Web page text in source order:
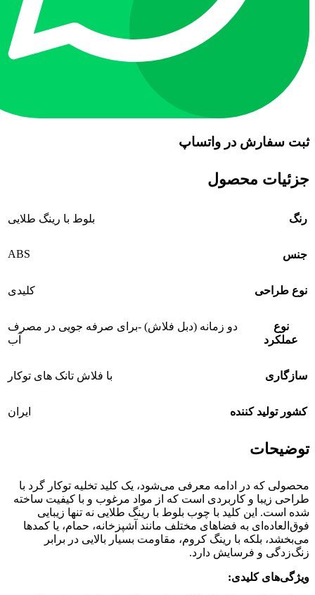
ثبت سفارش در واتساپ
جزئیات محصول
رنگ بلوط با رینگ طلایی
جنس ABS
نوع طراحی کلیدی
نوع
عملکرد
دو زمانه (دبل فلاش) -برای صرفه جویی در مصرف
آب
سازگاری با فلاش تانک های توکار
کشور تولید کننده ایران
توضیحات
محصولی که در ادامه معرفی می‌شود، یک کلید تخلیه توکار گرد با
طراحی زیبا و کاربردی است که از مواد مرغوب و با کیفیت ساخته
شده است. این کلید با چوب بلوط با رینگ طلایی نه تنها زیبایی
فوق‌العاده‌ای به فضاهای مختلف مانند آشپزخانه، حمام، یا کمدها
می‌بخشد، بلکه با رینگ کروم، مقاومت بسیار بالایی در برابر
زنگ‌زدگی و فرسایش دارد.
ویژگی‌های کلیدی: